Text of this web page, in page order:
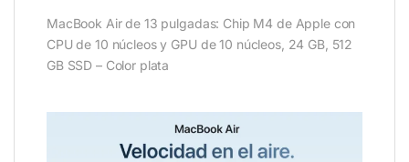
MacBook Air de 13 pulgadas: Chip M4 de Apple con
CPU de 10 núcleos y GPU de 10 núcleos, 24 GB, 512
GB SSD – Color plata